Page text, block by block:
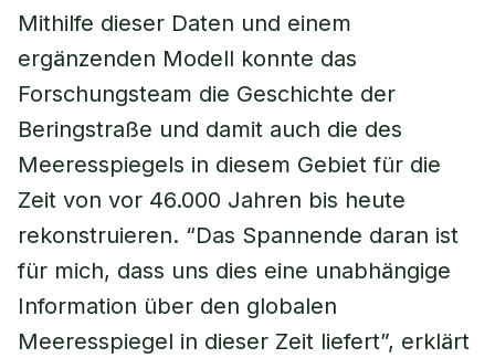
Mithilfe dieser Daten und einem
ergänzenden Modell konnte das
Forschungsteam die Geschichte der
Beringstraße und damit auch die des
Meeresspiegels in diesem Gebiet für die
Zeit von vor 46.000 Jahren bis heute
rekonstruieren. “Das Spannende daran ist
für mich, dass uns dies eine unabhängige
Information über den globalen
Meeresspiegel in dieser Zeit liefert”, erklärt